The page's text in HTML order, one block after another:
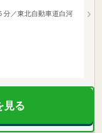
分／東北自動車道白河
見る